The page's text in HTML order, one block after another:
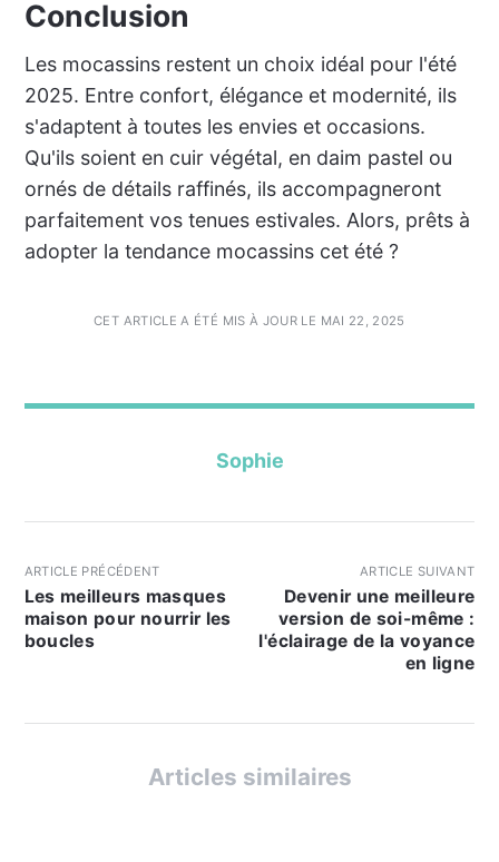
Conclusion
Les mocassins restent un choix idéal pour l'été
2025. Entre confort, élégance et modernité, ils
s'adaptent à toutes les envies et occasions.
Qu'ils soient en cuir végétal, en daim pastel ou
ornés de détails raffinés, ils accompagneront
parfaitement vos tenues estivales. Alors, prêts à
adopter la tendance mocassins cet été ?
CET ARTICLE A ÉTÉ MIS À JOUR LE MAI 22, 2025
Sophie
ARTICLE PRÉCÉDENT
Les meilleurs masques
maison pour nourrir les
boucles
ARTICLE SUIVANT
Devenir une meilleure
version de soi-même :
l'éclairage de la voyance
en ligne
Articles similaires